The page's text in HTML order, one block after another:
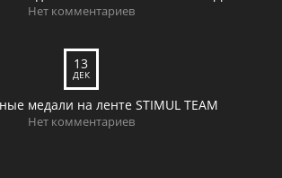
Нет комментариев
13
ДЕК
медали на ленте STIMUL TEAM
Нет комментариев